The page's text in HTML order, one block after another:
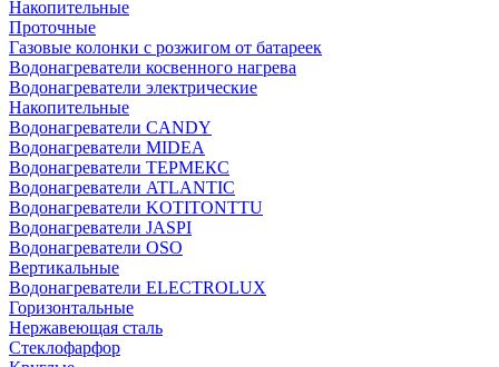
Накопительные
Проточные
Газовые колонки с розжигом от батареек
Водонагреватели косвенного нагрева
Водонагреватели электрические
Накопительные
Водонагреватели CANDY
Водонагреватели MIDEA
Водонагреватели ТЕРМЕКС
Водонагреватели ATLANTIC
Водонагреватели KOTITONTTU
Водонагреватели JASPI
Водонагреватели OSO
Вертикальные
Водонагреватели ELECTROLUX
Горизонтальные
Нержавеющая сталь
Стеклофарфор